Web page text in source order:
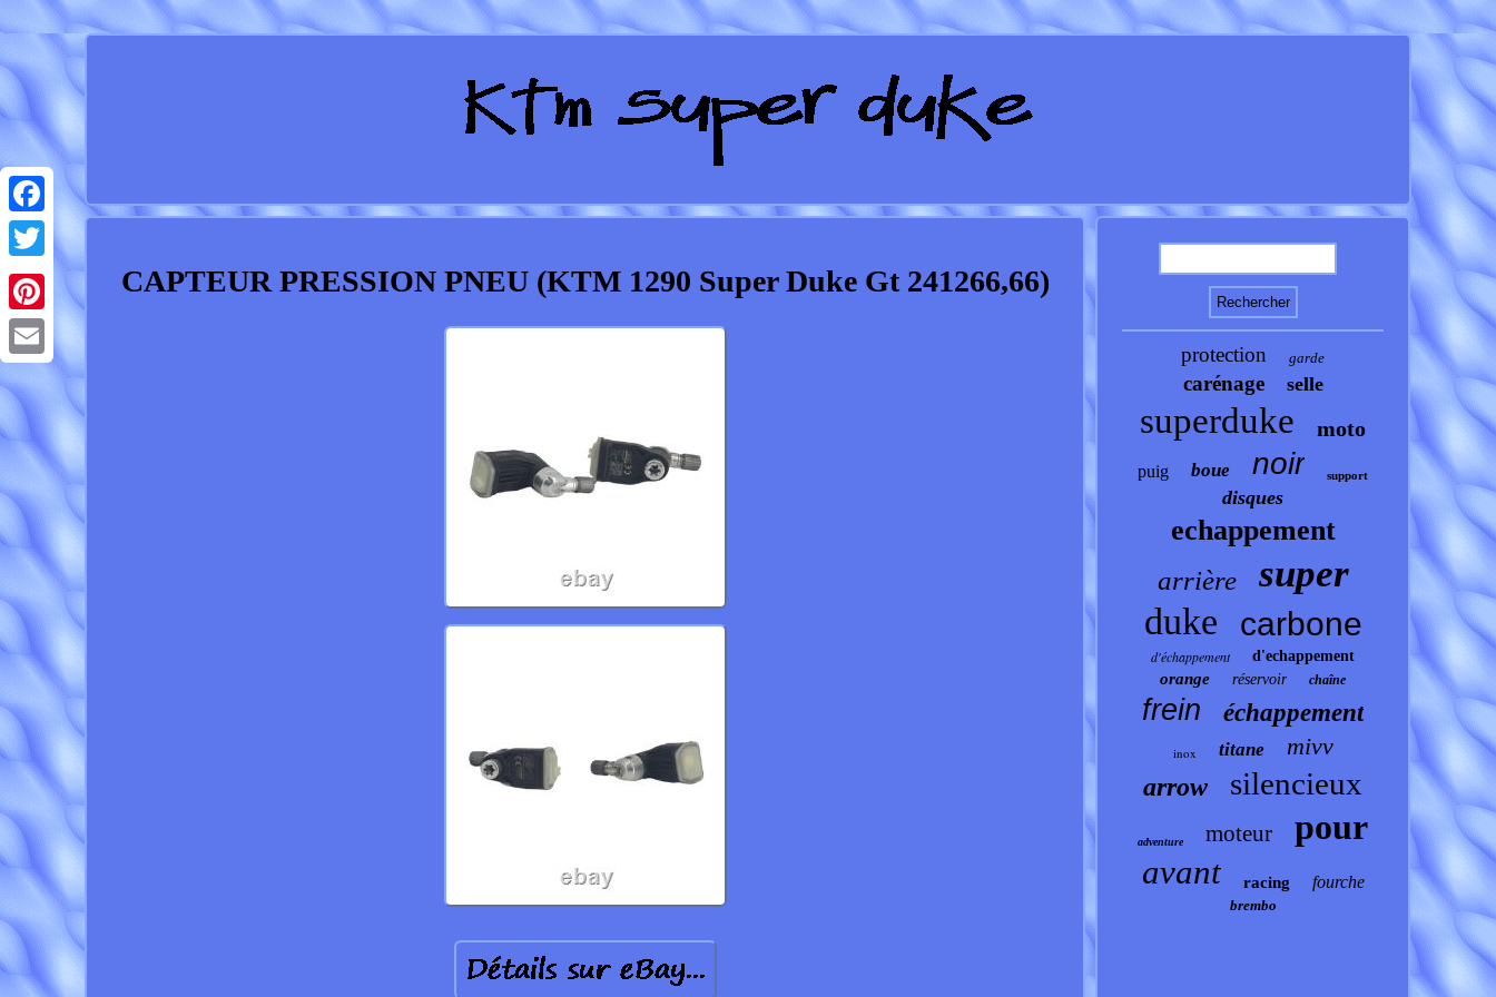
Facebook
Twitter
Pinterest
Email
CAPTEUR PRESSION PNEU (KTM 1290 Super Duke Gt 241266,66)
protection garde
carénage selle
superduke moto
puig boue noir support
disques
echappement
arrière super
duke carbone
d'échappement d'echappement
orange réservoir chaîne
frein échappement
inox titane mivv
arrow silencieux
adventure moteur pour
avant racing fourche
brembo